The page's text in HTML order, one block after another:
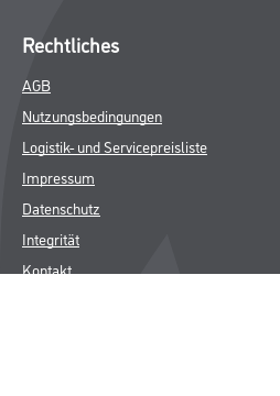
Rechtliches
AGB
Nutzungsbedingungen
Logistik- und Servicepreisliste
Impressum
Datenschutz
Integrität
Kontakt